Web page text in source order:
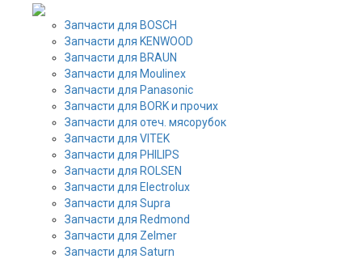
Запчасти для BOSCH
Запчасти для KENWOOD
Запчасти для BRAUN
Запчасти для Moulinex
Запчасти для Panasonic
Запчасти для BORK и прочих
Запчасти для отеч. мясорубок
Запчасти для VITEK
Запчасти для PHILIPS
Запчасти для ROLSEN
Запчасти для Electrolux
Запчасти для Supra
Запчасти для Redmond
Запчасти для Zelmer
Запчасти для Saturn